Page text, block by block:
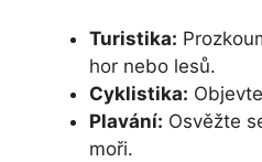
Turistika:
hor nebo lesů.
Cyklistika:
Plavání: Osvěžte
moři.